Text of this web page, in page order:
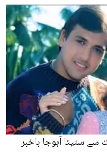
سنیتا آہوجا باخبر